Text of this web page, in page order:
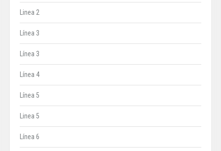
Linea 2
Línea 3
Línea 3
Línea 4
Línea 5
Linea 5
Línea 6